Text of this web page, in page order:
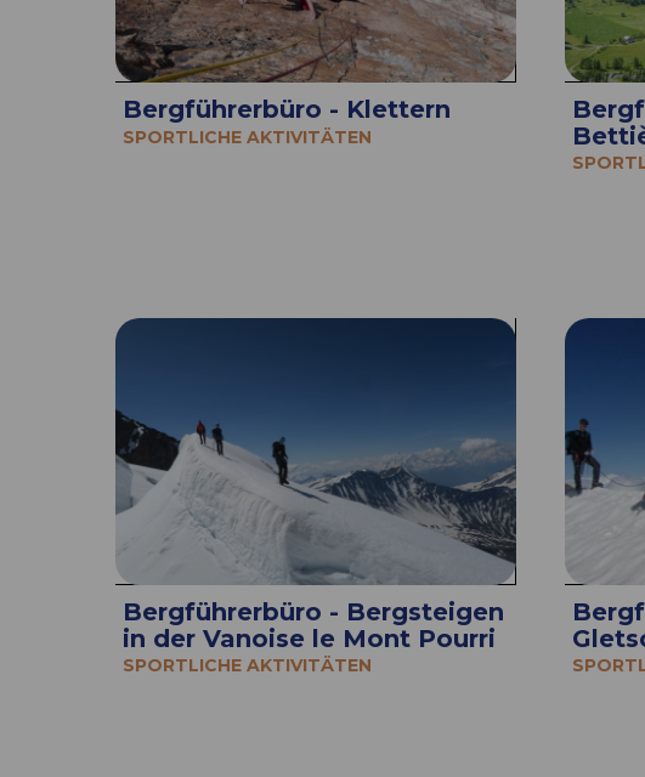
Bergführerbüro - Klettern
SPORTLICHE AKTIVITÄTEN
Bergführerbüro - Bergsteigen
in der Vanoise le Mont Pourri
SPORTLICHE AKTIVITÄTEN